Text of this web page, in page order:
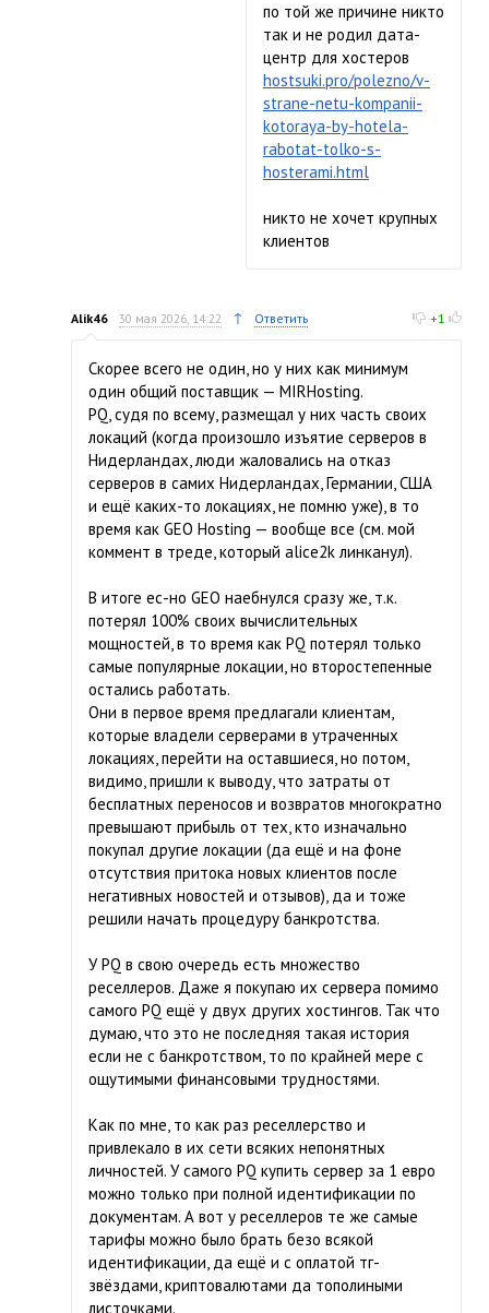
по той же причине никто
так и не родил дата-
центр для хостеров
hostsuki.pro/polezno/v-
strane-netu-kompanii-
kotoraya-by-hotela-
rabotat-tolko-s-
hosterami.html
никто не хочет крупных
клиентов
Alik46 30 мая 2026, 14:22 ↑ +1
Ответить
Скорее всего не один, но у них как минимум
один общий поставщик — MIRHosting.
PQ, судя по всему, размещал у них часть своих
локаций (когда произошло изъятие серверов в
Нидерландах, люди жаловались на отказ
серверов в самих Нидерландах, Германии, США
и ещё каких-то локациях, не помню уже), в то
время как GEO Hosting — вообще все (см. мой
коммент в треде, который alice2k линканул).
В итоге ес-но GEO наебнулся сразу же, т.к.
потерял 100% своих вычислительных
мощностей, в то время как PQ потерял только
самые популярные локации, но второстепенные
остались работать.
Они в первое время предлагали клиентам,
которые владели серверами в утраченных
локациях, перейти на оставшиеся, но потом,
видимо, пришли к выводу, что затраты от
бесплатных переносов и возвратов многократно
превышают прибыль от тех, кто изначально
покупал другие локации (да ещё и на фоне
отсутствия притока новых клиентов после
негативных новостей и отзывов), да и тоже
решили начать процедуру банкротства.
У PQ в свою очередь есть множество
реселлеров. Даже я покупаю их сервера помимо
самого PQ ещё у двух других хостингов. Так что
думаю, что это не последняя такая история
если не с банкротством, то по крайней мере с
ощутимыми финансовыми трудностями.
Как по мне, то как раз реселлерство и
привлекало в их сети всяких непонятных
личностей. У самого PQ купить сервер за 1 евро
можно только при полной идентификации по
документам. А вот у реселлеров те же самые
тарифы можно было брать безо всякой
идентификации, да ещё и с оплатой тг-
звёздами, криптовалютами да тополиными
листочками.